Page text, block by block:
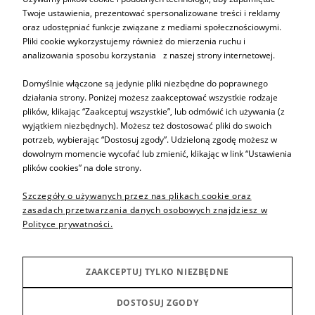
Informacje
Sprzedaż produktów
Producenci
Twoje ustawienia, prezentować spersonalizowane treści i reklamy
oraz udostępniać funkcje związane z mediami społecznościowymi.
Pliki cookie wykorzystujemy również do mierzenia ruchu i
analizowania sposobu korzystania z naszej strony internetowej.
Domyślnie włączone są jedynie pliki niezbędne do poprawnego
działania strony. Poniżej możesz zaakceptować wszystkie rodzaje
plików, klikając “Zaakceptuj wszystkie”, lub odmówić ich używania (z
wyjątkiem niezbędnych). Możesz też dostosować pliki do swoich
potrzeb, wybierając “Dostosuj zgody”. Udzieloną zgodę możesz w
dowolnym momencie wycofać lub zmienić, klikając w link “Ustawienia
plików cookies” na dole strony.
Szczegóły o używanych przez nas plikach cookie oraz
zasadach przetwarzania danych osobowych znajdziesz w
Polityce prywatności.
ZAAKCEPTUJ TYLKO NIEZBĘDNE
DOSTOSUJ ZGODY